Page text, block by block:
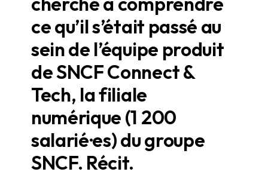
ce qu’il s’était passé au
sein de l’équipe produit
de SNCF Connect &
Tech, la filiale
numérique (1 200
salarié·es) du groupe
SNCF. Récit.